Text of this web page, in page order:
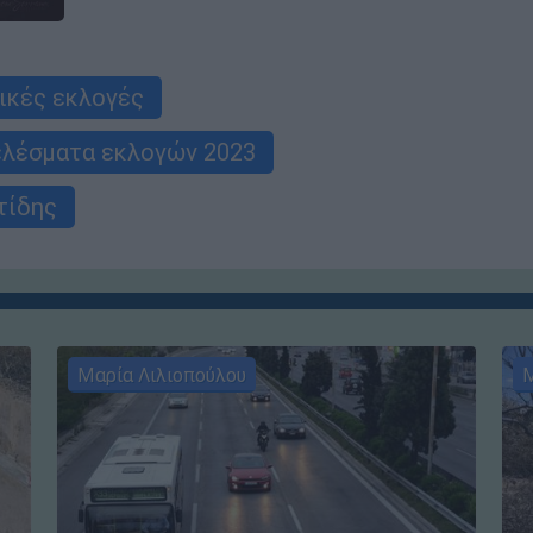
εκλογές
εκλογών 2023
Μαρία Λιλιοπούλου